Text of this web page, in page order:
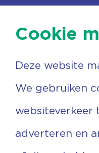
Agenda
Nieuwsbrief
Vrijwilligers
Steun ons
Cookie
Deze website
We gebruiken
websiteverkeer
adverteren en